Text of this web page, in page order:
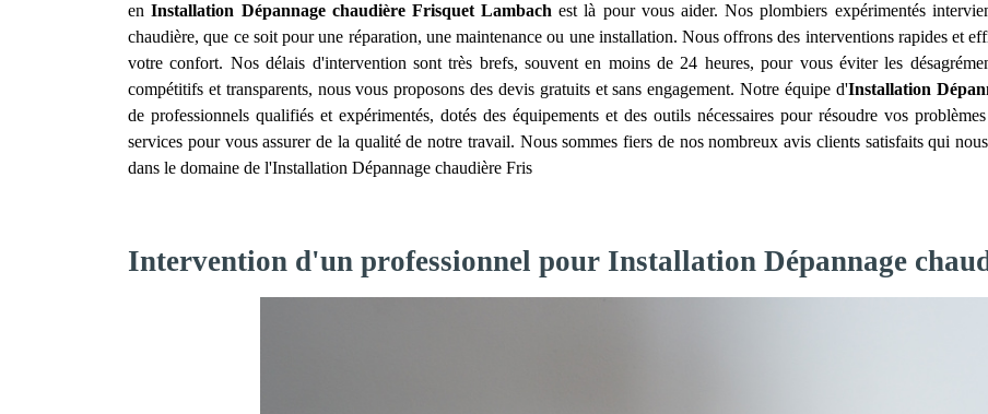
enInstallation Dépannage chaudière Frisquet Lambach est là pour vous aider. Nos plombiers expérimentés
chaudière, que ce soit pour une réparation, une maintenance ou une installation. Nous offrons des interventions rapides et
votre confort. Nos délais d'intervention sont très brefs, souvent en moins de 24 heures, pour vous éviter les
compétitifs et transparents, nous vous proposons des devis gratuits et sans engagement. Notre équipe d'Installation
de professionnels qualifiés et expérimentés, dotés des équipements et des outils nécessaires pour résoudre vos
services pour vous assurer de la qualité de notre travail. Nous sommes fiers de nos nombreux avis clients satisfaits qui
dans le domaine de l'Installation Dépannage chaudière Fris
Intervention d'un professionnel pour Installation Dépannage